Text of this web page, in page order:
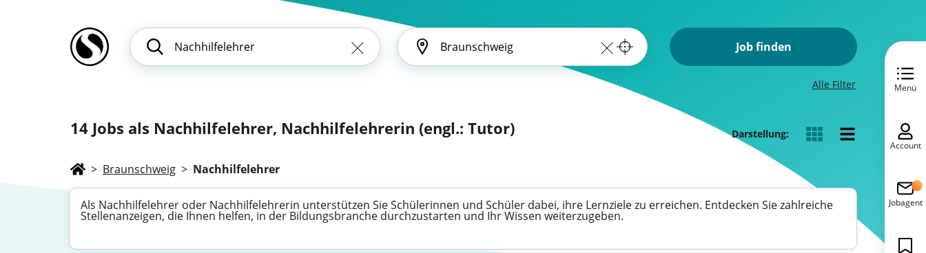
Job finden
Alle Filter
14 Jobs als Nachhilfelehrer, Nachhilfelehrerin (engl.: Tutor) Darstellung:
> Braunschweig > Nachhilfelehrer
Als Nachhilfelehrer oder Nachhilfelehrerin unterstützen Sie Schülerinnen und Schüler dabei, ihre Lernziele zu erreichen. Entdecken Sie zahlreiche
Stellenanzeigen, die Ihnen helfen, in der Bildungsbranche durchzustarten und Ihr Wissen weiterzugeben.
Menü
Account
Jobagent